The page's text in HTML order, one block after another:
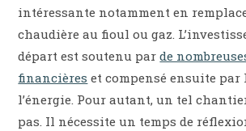
intéressante notamment en
chaudière au fioul ou gaz.
départ est soutenu parde
financières et compensé ensuite par
l’énergie. Pour autant, un tel
pas. Il nécessite un temps de